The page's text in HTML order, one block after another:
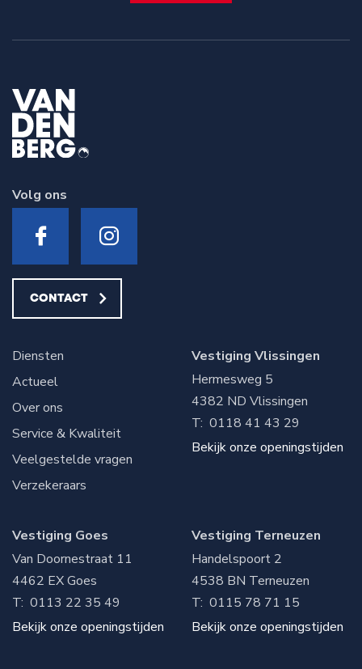
Volg ons
CONTACT
Diensten
Actueel
Over ons
Service & Kwaliteit
Veelgestelde vragen
Verzekeraars
Vestiging Vlissingen
Hermesweg 5
4382 ND Vlissingen
T: 0118 41 43 29
Bekijk onze openingstijden
Vestiging Goes
Van Doornestraat 11
4462 EXGoes
T: 0113 22 35 49
Bekijk onze openingstijden
Vestiging Terneuzen
Handelspoort 2
4538 BN Terneuzen
T: 0115 78 71 15
Bekijk onze openingstijden